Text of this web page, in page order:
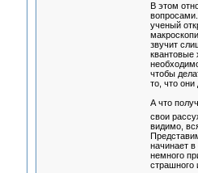
В этом
ученый
звучит
квантовые
чтобы
то, что
А что
свои
видимо,
начинает
немного
страшного